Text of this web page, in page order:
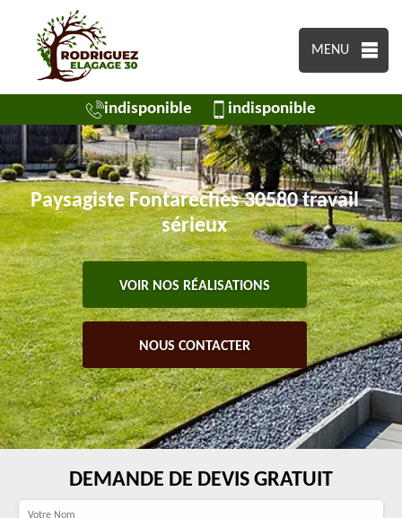
MENU
indisponible indisponible
Paysagiste Fontareches 30580 travail
sérieux
VOIR NOS RÉALISATIONS
NOUS CONTACTER
DEMANDE DE DEVIS GRATUIT